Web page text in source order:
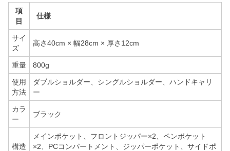
項
目
仕様
サイ
ズ
高さ40cm × 幅28cm × 厚さ12cm
重量 800g
使用
方法
ダブルショルダー、シングルショルダー、ハンドキャリ
ー
カラ
ー
ブラック
構造
メインポケット、フロントジッパー×2、ペンポケット
×2、PCコンパートメント、ジッパーポケット、サイドポ